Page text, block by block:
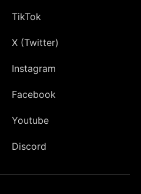
TikTok
X (Twitter)
Instagram
Facebook
Youtube
Discord